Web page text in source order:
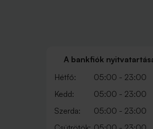
A bankfiók
Hétfő:
05:00 - 23:00
Kedd:
05:00 - 23:00
Szerda:
05:00 - 23:00